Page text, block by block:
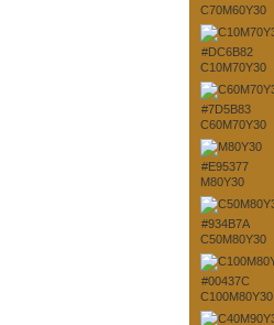
C70M60Y30
#DC6B82
C10M70Y30
#7D5B83
C60M70Y30
#E95377
M80Y30
#934B7A
C50M80Y30
#00437C
C100M80Y30